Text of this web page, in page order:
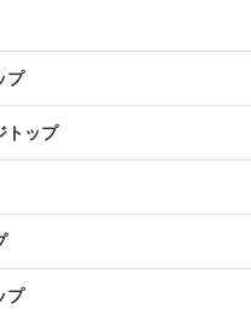
プ
トップ
プ